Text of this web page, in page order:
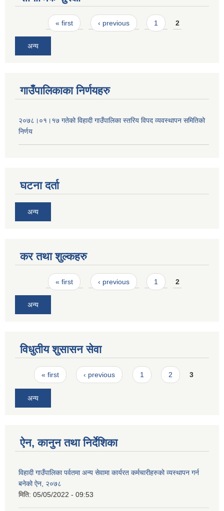
Pages« first ‹ previous 1 2
अन्य
गाउँपालिकाका निर्णयहरु
२०७८।०१।१७ गतेको विहादी गाउँपालिका स्तरिय विपद व्यवस्थापन समितिको
निर्णय
घटना दर्ता
अन्य
कर तथा शुल्कहरु
Pages« first ‹ previous 1 2
अन्य
विधुतीय शुसासन सेवा
Pages
« first ‹ previous 1 2 3
अन्य
ऐन, कानुन तथा निर्देशिका
विहादी गाउँपालिका पर्वतमा अन्य सेवामा कार्यरत कर्मचारीहरुको व्यस्थापन गर्न
बनेको ऐन, २०७८
मिति: 05/05/2022 - 09:53